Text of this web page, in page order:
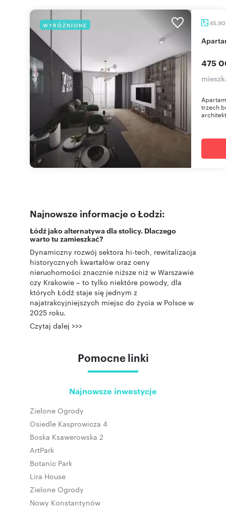
WYRÓŻNIONE 45,90
475
trzech
Najnowsze informacje o Łodzi:
Łódź jako alternatywa dla stolicy. Dlaczego
warto tu zamieszkać?
Dynamiczny rozwój sektora hi-tech, rewitalizacja
historycznych kwartałów oraz ceny
nieruchomości znacznie niższe niż w Warszawie
czy Krakowie – to tylko niektóre powody, dla
których Łódź staje się jednym z
najatrakcyjniejszych miejsc do życia w Polsce w
2025 roku.
Czytaj dalej >>>
Pomocne linki
Najnowsze inwestycje
Zielone Ogrody
Osiedle Kasprowicza 4
Boska Ksawerowska 2
ArtPark
Botanic Park
Lira House
Zielone Ogrody
Nowy Konstantynów